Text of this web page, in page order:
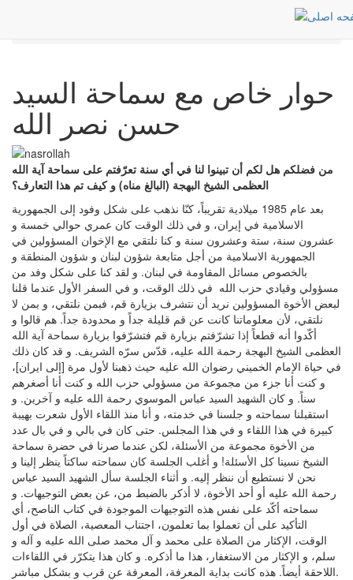
حوار خاص مع سماحة السيد
حسن نصر الله
من فضلكم هل لكم أن تبينوا لنا في أي سنة تعرّفتم على سماحة آية الله
العظمى الشيخ البهجة (البالغ مناه) و كيف تم هذا التعارف؟
بعد عام 1985 ميلادية تقريباً، كنّا نذهب على شكل وفود إلى الجمهورية
الاسلامية في إيران، و في ذلك الوقت كان عمري حوالي خمسة و
عشرون سنة، ستة وعشرون سنة و كنا نلتقي مع الإخوان المسؤولين في
الجمهورية الاسلامية من أجل متابعة شؤون لبنان و شؤون المنطقة و
بالخصوص مسائل المقاومة في لبنان. و لقد كنا على شكل وفد من
مسؤولي وقيادي حزب الله في ذلك الوقت، و في السفر الأول عندما قلنا
لبعض الأخوة المسؤولين نريد أن نتشرف بزيارة قم، فبمن نلتقي، و بمن لا
نلتقي، لأن معلوماتنا كانت عن قم قليلة جداً و محدودة جداً. هم قالوا و
أكّدوا أنه قطعاً إذا تشرّفتم بزيارة قم فتشرّفوا بزيارة سماحة آية الله
العظمى الشيخ البهجة رحمة الله عليه، قدّس سرّه الشريف. و قد كان ذلك
في حياة الإمام الخميني رضوان الله عليه حيث ذهبنا لأول مرة [إلى ايران]،
و كنت أنا جزء من مجموعة من مسؤولي حزب الله و كنت أنا أصغرهم
سناً. و كان الشهيد السيد عباس الموسوي رحمة الله عليه و آخرين. و
استقبلنا سماحته و جلسنا في خدمته، و أنا منذ اللقاء الأول شعرت بهيبة
كبيرة في هذا اللقاء و في هذا المجلس. حتى كان في بالي و في بال عدد
من الأخوة مجموعة من الأسئلة، لكن عندما صرنا في حضرة سماحة
الشيخ نسينا كل الأسئلة! و أغلب الجلسة كان سماحته ساكتاً ينظر إلينا و
نحن لا نستطيع أن ننظر إليه. و أثناء الجلسة سأل الشهيد السيد عباس
رحمة الله عليه أو أحد الأخوة، لا أذكر بالضبط من، عن بعض التوجيهات. و
سماحته أكّد على نفس هذه التوجيهات الموجودة في كتاب الناصح، أي
التأكيد على أن تعملوا بما تعلمون، اجتناب المعصية، الصلاة في أول
الوقت، الإكثار من الصلاة على محمد و آل محمد صلى الله عليه و آله و
سلم، و الإكثار من الاستغفار، هذا ما أذكره. و كان هذا يتكرّر في اللقاءات
اللاحقة أيضاً. هذه كانت بداية المعرفة، المعرفة عن قرب و بشكل مباشر.